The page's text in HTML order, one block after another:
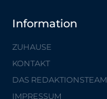
Information
ZUHAUSE
KONTAKT
DAS REDAKTIONSTEAM
IMPRESSUM